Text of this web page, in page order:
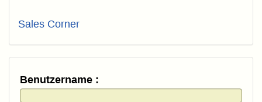
Sales Corner
Benutzername :